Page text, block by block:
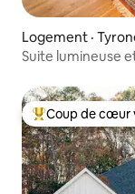
Logement ·
Suite lumineuse
Coup de cœur
Coup de cœur